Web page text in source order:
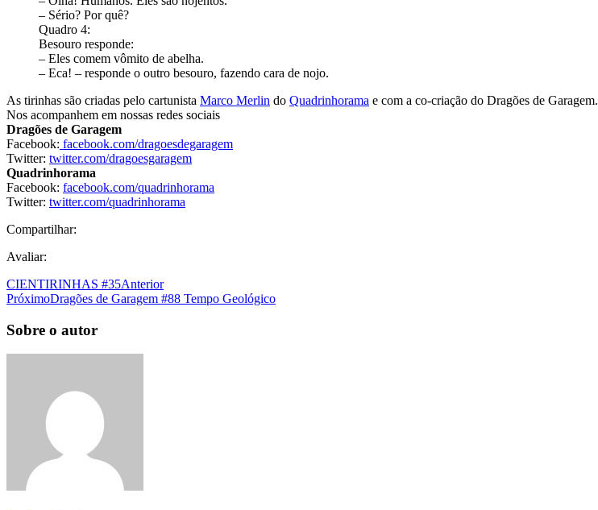
– Sério? Por quê?
Quadro 4:
Besouro responde:
– Eles comem vômito de abelha.
– Eca! – responde o outro besouro, fazendo cara de nojo.
As tirinhas são criadas pelo cartunista Marco Merlin do Quadrinhorama e com a co-criação do Dragões de Garagem.
Nos acompanhem em nossas redes sociais
Dragões de Garagem
Facebook: facebook.com/dragoesdegaragem
Twitter: twitter.com/dragoesgaragem
Quadrinhorama
Facebook: facebook.com/quadrinhorama
Twitter: twitter.com/quadrinhorama
Compartilhar:
Avaliar:
CIENTIRINHAS #35Anterior
PróximoDragões de Garagem #88 Tempo Geológico
Sobre o autor